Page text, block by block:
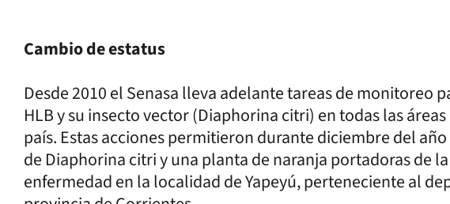
Cambio de estatus
Desde 2010 el Senasa lleva adelante tareas de monitoreo
HLB y su insecto vector (Diaphorina citri) en todas las
país. Estas acciones permitieron durante diciembre del
de Diaphorina citri y una planta de naranja portadoras de
enfermedad en la localidad de Yapeyú, perteneciente al